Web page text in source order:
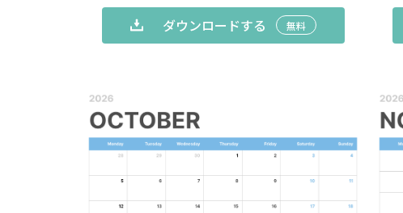
ダウンロードする 無料